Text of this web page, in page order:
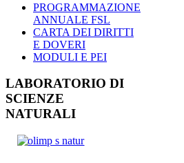
PROGRAMMAZIONE
ANNUALE FSL
CARTA DEI DIRITTI
E DOVERI
MODULI E PEI
LABORATORIO DI
SCIENZE
NATURALI